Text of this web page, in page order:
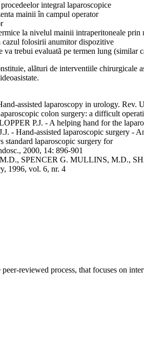
integral laparoscopice
mainii în campul operator
la nivelul mainii intraperitoneale prin
cazul folosirii anumitor dispozitive
trebui evaluatã pe termen lung (similar
alãturi de interventiile
assisted laparoscopy in urology. Rev.
colon surgery: a difficult
P.J. - A helping hand for the
Hand-assisted laparoscopic surgery -
laparoscopic surgery for
2000, 14: 896-901
SPENCER G. MULLINS, M.D.,
1996, vol. 6, nr. 4
reviewed process, that focuses on